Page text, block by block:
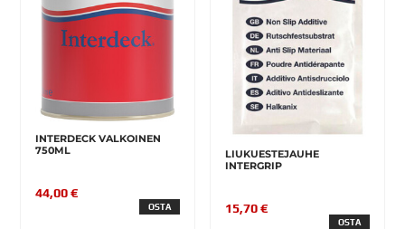
INTERDECK VALKOINEN
750ML
44,00 €
OSTA
LIUKUESTEJAUHE
INTERGRIP
15,70 €
OSTA